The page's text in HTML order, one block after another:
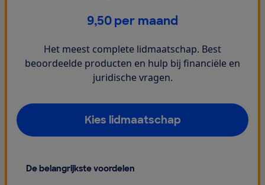
€
9,50per maand
Het meest complete lidmaatschap. Best
beoordeelde producten en hulp bij financiële en
juridische vragen.
Kies lidmaatschap
De belangrijkste voordelen